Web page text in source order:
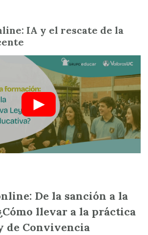
IA y el rescate de la
De la sanción a la
llevar a la práctica
de Convivencia